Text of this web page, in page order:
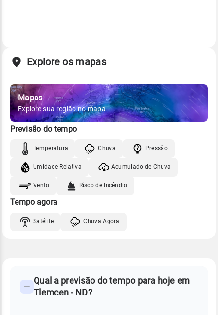
Explore os mapas
Mapas
Explore sua região no mapa
Previsão do tempo
Temperatura Chuva Pressão
Umidade Relativa Acumulado de Chuva
Vento Risco de Incêndio
Tempo agora
Satélite Chuva Agora
TEMPO
Perguntas
Qual a previsão do tempo para hoje em
Tlemcen - ND?